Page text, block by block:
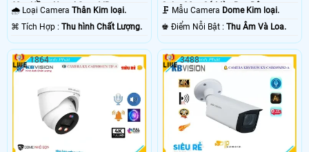
60m Hồng Ngoại Smart IR.
🌧️ Loại Camera Thân Kim loại.
️⌘ Tích Hợp : Thu hình Chất Lượng.
Color 30m Có Màu Ban Ðêm.
🗜️ Mẫu Camera Dome Kim loại.
️♚ Điểm Nỗi Bật :Thu Âm Và Loa.
1864 3488